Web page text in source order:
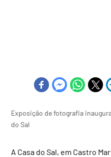
Exposição de fotografia
do Sal
A Casa do Sal, em Castro